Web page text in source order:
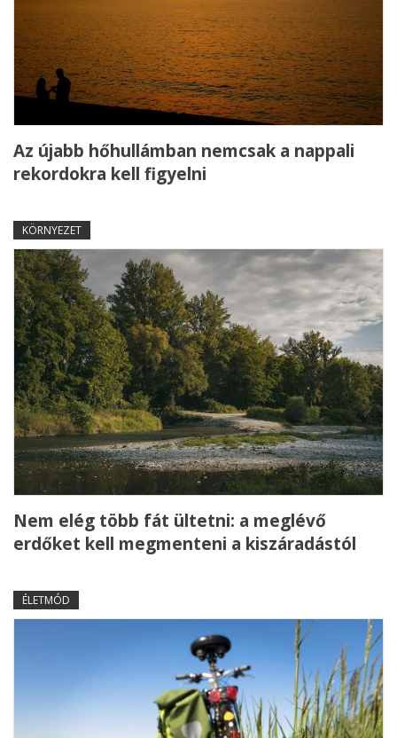
Az újabb hőhullámban nemcsak a nappali
rekordokra kell figyelni
KÖRNYEZET
Nem elég több fát ültetni: a meglévő
erdőket kell megmenteni a kiszáradástól
ÉLETMÓD